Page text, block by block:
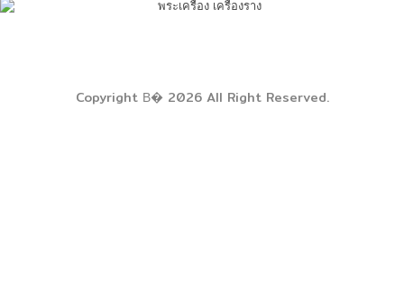
Copyright В� 2026 All Right Reserved.